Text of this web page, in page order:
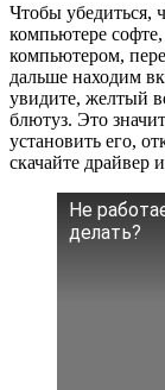
Чтобы убедиться,
компьютере
компьютером,
дальше находим
увидите, желтый
блютуз. Это
установить его,
скачайте драйвер
Не
делать?